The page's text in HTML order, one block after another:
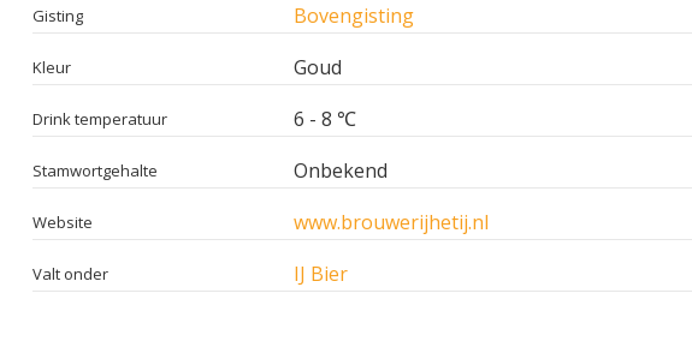
Gisting Bovengisting
Kleur Goud
Drink temperatuur 6 - 8 ℃
Stamwortgehalte Onbekend
Website www.brouwerijhetij.nl
Valt onder IJ Bier